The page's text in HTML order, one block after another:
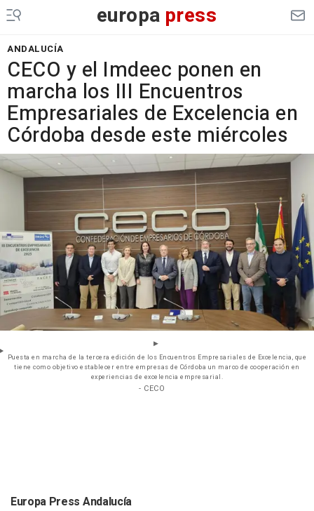
europa press
ANDALUCÍA
CECO y el Imdeec ponen en
marcha los III Encuentros
Empresariales de Excelencia en
Córdoba desde este miércoles
Puesta en marcha de la tercera edición de los Encuentros Empresariales de Excelencia, que
tiene como objetivo establecer entre empresas de Córdoba un marco de cooperación en
experiencias de excelencia empresarial.
- CECO
Europa Press Andalucía